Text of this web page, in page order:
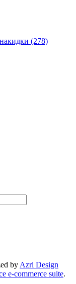
(278)
by Azri Design
e-commerce suite.